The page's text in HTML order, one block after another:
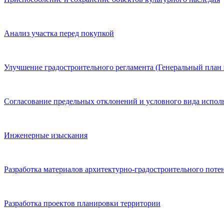
Анализ участка перед покупкой
Улучшение градостроительного регламента (Генеральный
Согласование предельных отклонений и условного вида
Инженерные изыскания
Разработка материалов архитектурно-градостроительного
Разработка проектов планировки территории